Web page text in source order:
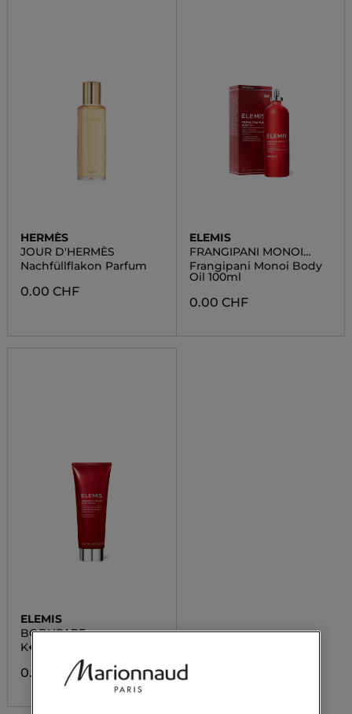
HERMÈS
JOUR D'HERMÈS
Nachfüllflakon Parfum
0.00 CHF
ELEMIS
FRANGIPANI MONOI
BODY OIL
Frangipani Monoi Body
Oil 100ml
0.00 CHF
ELEMIS
BODYCARE
K�rpercreme
0.00 CHF